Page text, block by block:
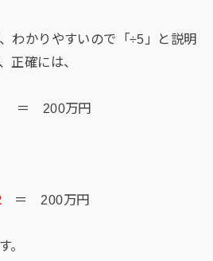
わかりやすいので「÷5」と説明
正確には、
200万円
＝ 200万円
。